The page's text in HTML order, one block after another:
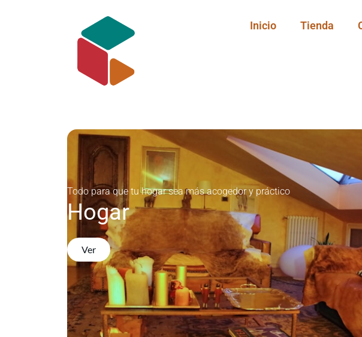
Inicio Tienda
Todo para que tu hogar sea más acogedor y práctico
Hogar
Ver